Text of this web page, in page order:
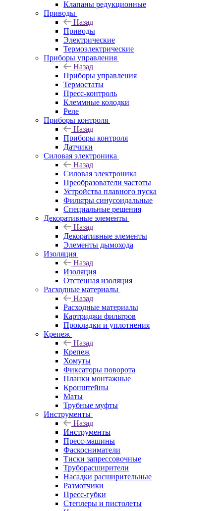
Клапаны редукционные
Приводы
Назад
Приводы
Электрические
Термоэлектрические
Приборы управления
Назад
Приборы управления
Термостаты
Пресс-контроль
Клеммные колодки
Реле
Приборы контроля
Назад
Приборы контроля
Датчики
Силовая электроника
Назад
Силовая электроника
Преобразователи частоты
Устройства плавного пуска
Фильтры синусоидальные
Специальные решения
Декоративные элементы
Назад
Декоративные элементы
Элементы дымохода
Изоляция
Назад
Изоляция
Отстенная изоляция
Расходные материалы
Назад
Расходные материалы
Картриджи фильтров
Прокладки и уплотнения
Крепеж
Назад
Крепеж
Хомуты
Фиксаторы поворота
Планки монтажные
Кронштейны
Маты
Трубные муфты
Инструменты
Назад
Инструменты
Пресс-машины
Фаскосниматели
Тиски запрессовочные
Труборасширители
Насадки расширительные
Размотчики
Пресс-губки
Степлеры и пистолеты